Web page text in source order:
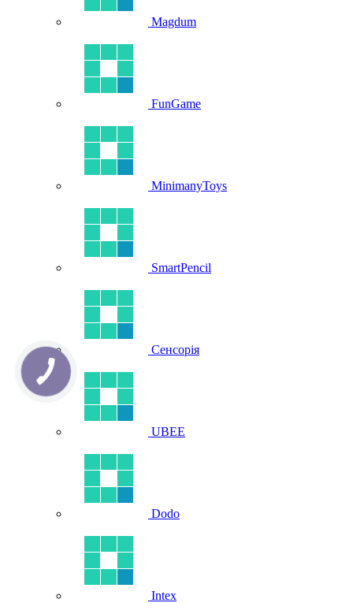
Magdum
FunGame
MinimanyToys
SmartPencil
Сенсорія
UBEE
Dodo
Intex